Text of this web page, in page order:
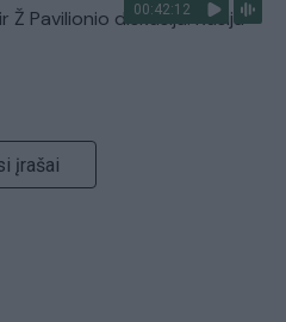
00:42:12
Ž Pavilionio diskusija: Rusija
įrašai